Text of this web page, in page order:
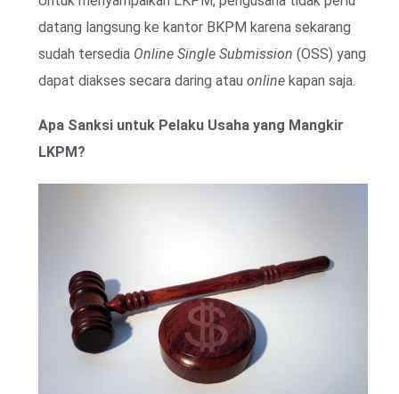
datang langsung ke kantor BKPM karena sekarang
sudah tersedia Online Single Submission (OSS) yang
dapat diakses secara daring atau online kapan saja.
Apa Sanksi untuk Pelaku Usaha yang Mangkir
LKPM?